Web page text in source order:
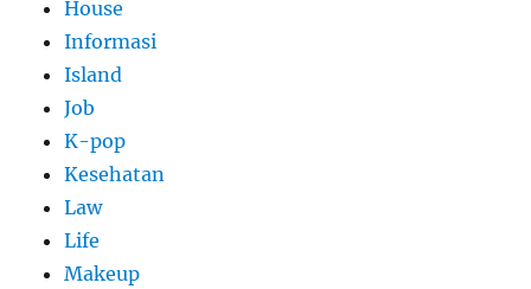
House
Informasi
Island
Job
K-pop
Kesehatan
Law
Life
Makeup